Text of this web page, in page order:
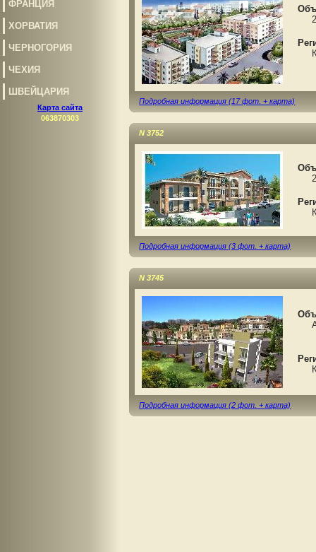
ФРАНЦИЯ
ХОРВАТИЯ
ЧЕРНОГОРИЯ
ЧЕХИЯ
ШВЕЙЦАРИЯ
Карта сайта
063870303
2-
Подробная информация (17 фот. + карта)
N 3752
2-
Подробная информация (3 фот. + карта)
N 3745
Подробная информация (2 фот. + карта)